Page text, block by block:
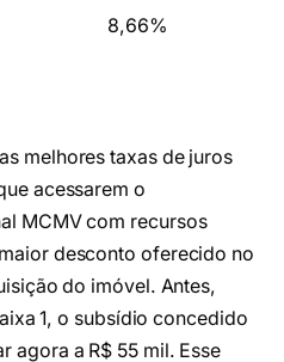
8,66%
melhores taxas de juros
acessarem o
MCMV com recursos
desconto oferecido no
do imóvel. Antes,
1, o subsídio concedido
agora a R$ 55 mil. Esse